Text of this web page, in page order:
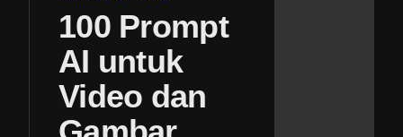
100 Prompt
AI untuk
Video dan